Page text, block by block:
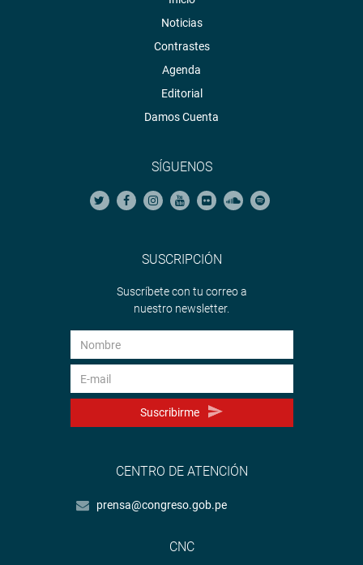
Noticias
Contrastes
Agenda
Editorial
Damos Cuenta
SÍGUENOS
SUSCRIPCIÓN
Suscríbete con tu correo a
nuestro newsletter.
Suscribirme
CENTRO DE ATENCIÓN
prensa@congreso.gob.pe
CNC